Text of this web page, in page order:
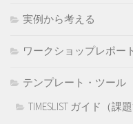
実例から考える
ワークショップレポート
テンプレート・ツール
TIMESLIST ガイド（課